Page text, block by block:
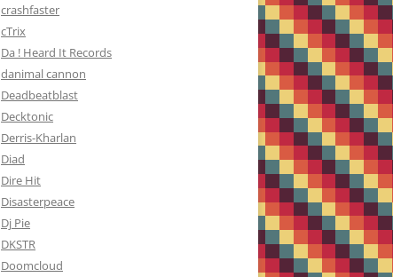
crashfaster
cTrix
Da ! Heard It Records
danimal cannon
Deadbeatblast
Decktonic
Derris-Kharlan
Diad
Dire Hit
Disasterpeace
Dj Pie
DKSTR
Doomcloud